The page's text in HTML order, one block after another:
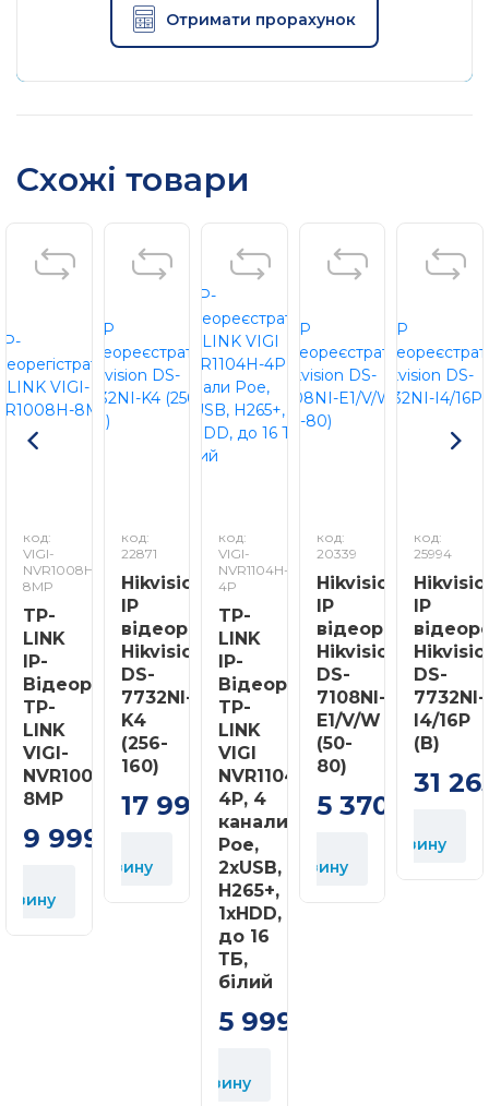
Отримати прорахунок
Схожі товари
код:
VIGI-
NVR1008H-
8MP
TP-
LINK
IP-
Відеорегістратор
TP-
LINK
VIGI-
NVR1008H-
8MP
9 999
код:
22871
Hikvision
IP
відеореєстратор
Hikvision
DS-
7732NI-
K4
(256-
160)
17 999
грн
У
корзину
код:
VIGI-
NVR1104H-
4P
TP-
LINK
IP-
Відеореєстратор
TP-
LINK
VIGI
NVR1104H-
4P, 4
канали
Poe,
2xUSB,
H265+,
1xHDD,
до 16
ТБ,
білий
5 999
корзину
код:
20339
Hikvision
IP
відеореєстратор
Hikvision
DS-
7108NI-
E1/V/W
(50-
80)
5 370
корзину
код:
25994
IP
DS-
7732NI-
I4/16P
(B)
31
корзину